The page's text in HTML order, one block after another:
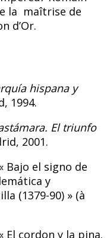
la maîtrise de
d’Or.
hispana y
1994.
El triunfo
2001.
Bajo el signo de
y
(1379-90) » (à
El cordon y la pina.